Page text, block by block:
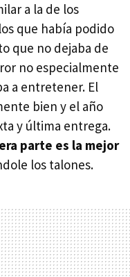
a la de los
que había podido
que no dejaba de
no especialmente
a entretener. El
bien y el año
y última entrega.
parte es la mejor
los talones.